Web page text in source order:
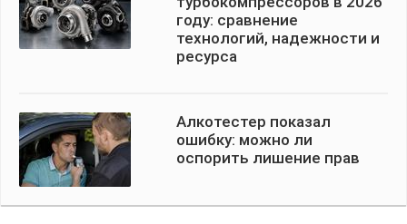
году: сравнение
технологий, надежности и
ресурса
Алкотестер показал
ошибку: можно ли
оспорить лишение прав